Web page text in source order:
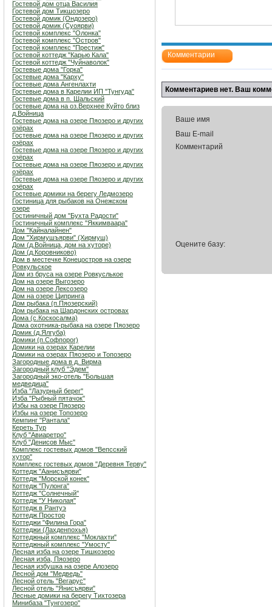
Гостевой дом отца Василия
Гостевой дом Тикшозеро
Гостевой домик (Ондозеро)
Гостевой домик (Суоярви)
Гостевой комплекс "Олонка"
Гостевой комплекс "Остров"
Гостевой комплекс "Престиж"
Гостевой коттедж "Карью Кала"
Гостевой коттедж "Чуйнаволок"
Гостевые дома "Горка"
Гостевые дома "Карху"
Гостевые дома Ангенлахти
Гостевые дома в Карелии ИП "Тунгуда"
Гостевые дома в п. Шальский
Гостевые дома на оз.Верхнее Куйто близ
д.Войница
Гостевые дома на озере Пяозеро и других
озёрах
Гостевые дома на озере Пяозеро и других
озёрах
Гостевые дома на озере Пяозеро и других
озёрах
Гостевые дома на озере Пяозеро и других
озёрах
Гостевые дома на озере Пяозеро и других
озёрах
Гостевые домики на берегу Ледмозеро
Гостиница для рыбаков на Онежском
озере
Гостиничный дом "Бухта Радости"
Гостиничный комплекс "Яккимваара"
Дом "Кайналайнен"
Дом "Хирмушъярви" (Хирмуш)
Дом (д.Войница, дом на хуторе)
Дом (д.Коровниково)
Дом в местечке Конецостров на озере
Ровкульское
Дом из бруса на озере Ровкуслькое
Дом на озере Выгозеро
Дом на озере Лексозеро
Дом на озере Ципринга
Дом рыбака (п.Пяозерский)
Дом рыбака на Шардонских островах
Дома (с.Коскосалма)
Дома охотника-рыбака на озере Пяозеро
Домик (д.Ялгуба)
Домики (п.Софпорог)
Домики на озерах Карелии
Домики на озерах Пяозеро и Топозеро
Загородные дома в д. Вирма
Загородный клуб "Эдем"
Загородный эко-отель "Большая
медведица"
Изба "Лазурный берег"
Изба "Рыбный пятачок"
Избы на озере Пяозеро
Избы на озере Топозеро
Кемпинг "Рантала"
Кереть Тур
Клуб "Авиаретро"
Клуб "Денисов Мыс"
Комплекс гостевых домов "Вепсский
хутор"
Комплекс гостевых домов "Деревня Терву"
Коттедж "Аанисъярви"
Коттедж "Морской конек"
Коттедж "Пулонга"
Коттедж "Солнечный"
Коттедж "У Николая"
Коттедж в Рантуэ
Коттедж Простор
Коттеджи "Филина Гора"
Коттеджи (Лахденпохья)
Коттеджный комплекс "Мoклахти"
Коттеджный комплекс "Умосту"
Лесная изба на озере Тишкозеро
Лесная изба, Пяозеро
Лесная избушка на озере Алозеро
Лесной дом "Медведь"
Лесной отель "Вегарус"
Лесной отель "Янисъярви"
Лесные домики на берегу Тихтозера
Минибаза "Тунгозеро"
Комментарии
Комментариев нет. Ваш
Ваше имя
Ваш E-mail
Комментарий
Оцените базу: